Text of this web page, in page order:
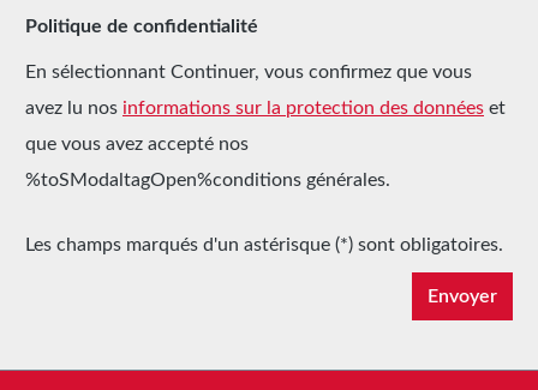
Politique de confidentialité
En sélectionnant Continuer, vous confirmez que vous
avez lu nos informations sur la protection des données et
que vous avez accepté nos
%toSModaltagOpen%conditions générales.
Les champs marqués d'un astérisque (*) sont obligatoires.
Envoyer